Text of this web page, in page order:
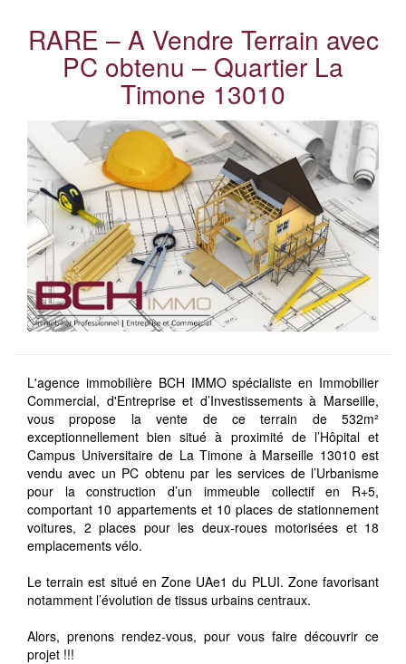
RARE – A Vendre Terrain avec
PC obtenu – Quartier La
Timone 13010
L'agence immobilière BCH IMMO spécialiste en Immobilier
Commercial, d'Entreprise et d’Investissements à Marseille,
vous propose la vente de ce terrain de 532m²
exceptionnellement bien situé à proximité de l’Hôpital et
Campus Universitaire de La Timone à Marseille 13010 est
vendu avec un PC obtenu par les services de l’Urbanisme
pour la construction d’un immeuble collectif en R+5,
comportant 10 appartements et 10 places de stationnement
voitures, 2 places pour les deux-roues motorisées et 18
emplacements vélo.
Le terrain est situé en Zone UAe1 du PLUI. Zone favorisant
notamment l’évolution de tissus urbains centraux.
Alors, prenons rendez-vous, pour vous faire découvrir ce
projet !!!